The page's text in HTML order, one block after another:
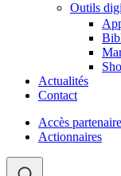
Outils
Actualités
Contact
Accès
Actionnaires